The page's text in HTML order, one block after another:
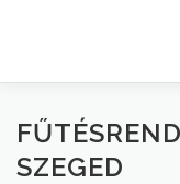
KEZDŐLAP
SZEGED